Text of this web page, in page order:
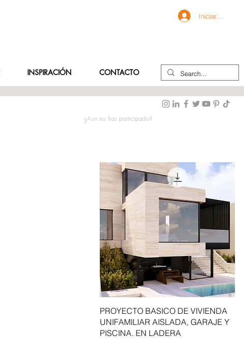
INSPIRACIÓN CONTACTO
Iniciar sesión
¿Aun no has participado?
Vista rápida
PROYECTO BASICO DE VIVIENDA
UNIFAMILIAR AISLADA, GARAJE Y
PISCINA. EN LADERA